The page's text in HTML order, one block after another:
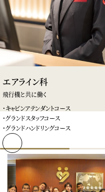
AIRLINE
エアライン科
飛行機と共に働く
・キャビンアテンダントコース
・グランドスタッフコース
・グランドハンドリングコース